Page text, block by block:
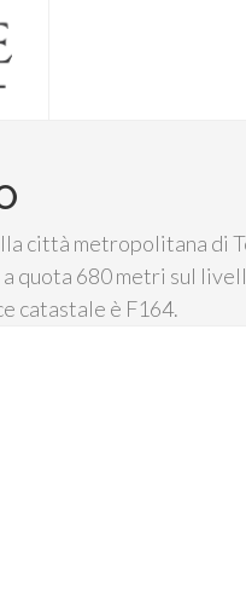
città metropolitana
a quota 680 metri sul
catastale è F164.